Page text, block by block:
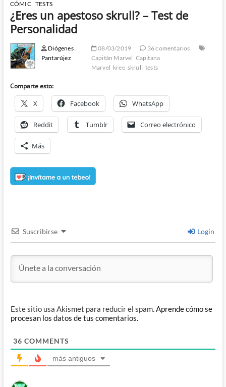
CÓMIC TESTS
¿Eres un apestoso skrull? – Test de
Personalidad
Diógenes
Pantarújez
08/03/2019
36 comentarios
Capitán Marvel Capitana
Marvel kree skrull tests
Comparte esto:
X Facebook WhatsApp
Reddit Tumblr Correo electrónico
Más
Suscribirse Login
Este sitio usa Akismet para reducir el spam.Aprende cómo se
procesan los datos de tus comentarios.
36 COMMENTS
más antiguos